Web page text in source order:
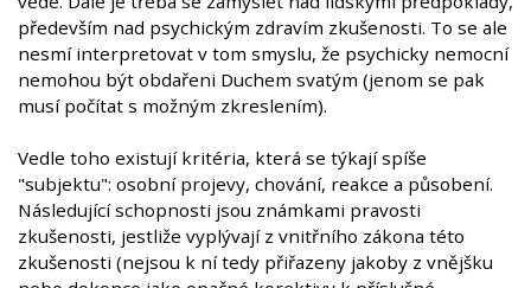
především nad psychickým zdravím zkušenosti. To se ale
nesmí interpretovat v tom smyslu, že psychicky nemocní
nemohou být obdařeni Duchem svatým (jenom se pak
musí počítat s možným zkreslením).
Vedle toho existují kritéria, která se týkají spíše
"subjektu": osobní projevy, chování, reakce a působení.
Následující schopnosti jsou známkami pravosti
zkušenosti, jestliže vyplývají z vnitřního zákona této
zkušenosti (nejsou k ní tedy přiřazeny jakoby z vnějšku